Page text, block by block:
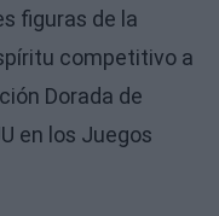
figuras de la
competitivo a
Dorada de
en los Juegos